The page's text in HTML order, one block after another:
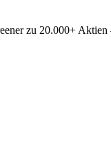
zu 20.000+